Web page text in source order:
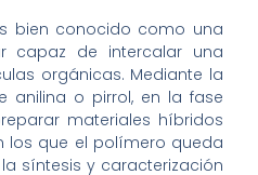
bien conocido como una
capaz de intercalar una
orgánicas. Mediante la
anilina o pirrol, en la fase
materiales híbridos
los que el polímero queda
síntesis y caracterización